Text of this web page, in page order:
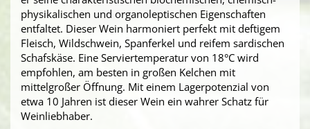
physikalischen und organoleptischen Eigenschaften
entfaltet. Dieser Wein harmoniert perfekt mit deftigem
Fleisch, Wildschwein, Spanferkel und reifem sardischen
Schafskäse. Eine Serviertemperatur von 18°C wird
empfohlen, am besten in großen Kelchen mit
mittelgroßer Öffnung. Mit einem Lagerpotenzial von
etwa 10 Jahren ist dieser Wein ein wahrer Schatz für
Weinliebhaber.